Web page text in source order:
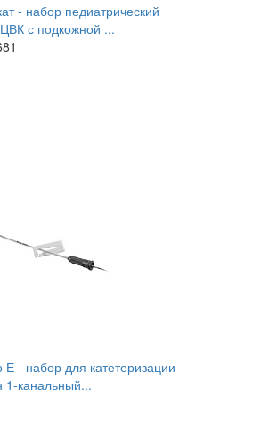
- набор педиатрический
с подкожной ...
- набор для катетеризации
1-канальный...